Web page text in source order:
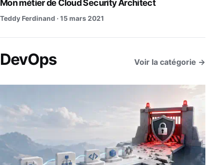
Mon métier de Cloud Security Architect
Teddy Ferdinand · 15 mars 2021
DevOps Voir la catégorie →